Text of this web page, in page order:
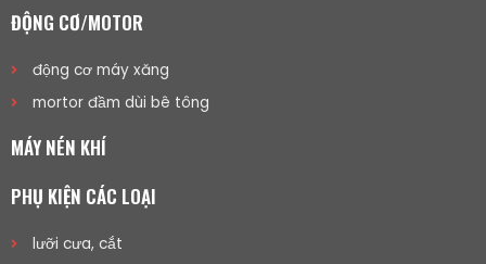
ĐỘNG CƠ/MOTOR
động cơ máy xăng
mortor đầm dùi bê tông
MÁY NÉN KHÍ
PHỤ KIỆN CÁC LOẠI
lưỡi cưa, cắt